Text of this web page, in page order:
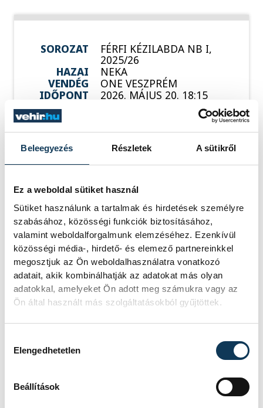
Beleegyezés Részletek A sütikről
Ez a weboldal sütiket használ
Sütiket használunk a tartalmak és hirdetések személyre
szabásához, közösségi funkciók biztosításához,
valamint weboldalforgalmunk elemzéséhez. Ezenkívül
közösségi média-, hirdető- és elemező partnereinkkel
megosztjuk az Ön weboldalhasználatra vonatkozó
adatait, akik kombinálhatják az adatokat más olyan
adatokkal, amelyeket Ön adott meg számukra vagy az
Ön által használt más szolgáltatásokból gyűjtöttek.
Elengedhetetlen
Beállítások
SOROZAT FÉRFI KÉZILABDA NB I,
2025/26
HAZAI
NEKA
VENDÉG
ONE VESZPRÉM
IDŐPONT
2026. MÁJUS 20. 18:15
HELYSZÍN
BALATONBOGLÁR, NEKA
EREDMÉNY
40-51
RÉSZLETEK
SOROZAT FÉRFI KÉZILABDA NB I,
DÖNTŐ, 2025/26
HAZAI
ONE VESZPRÉM
VENDÉG
OTP BANK-PICK SZEGED
IDŐPONT
2026. MÁJUS 29. 19:00
HELYSZÍN
ONE VESZPRÉM ARÉNA
EREDMÉNY
38-36
RÉSZLETEK
HAZAI
OTP BANK-PICK SZEGED